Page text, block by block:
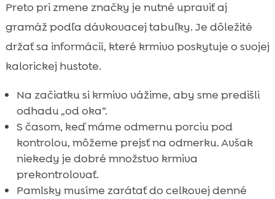
Preto pri zmene značky je nutné upraviť aj
gramáž podľa dávkovacej tabuľky. Je dôležité
držať sa informácií, které krmivo poskytuje o svojej
kalorickej hustote.
Na začiatku si krmivo vážime, aby sme predišli
odhadu „od oka“.
S časom, keď máme odmernu porciu pod
kontrolou, môžeme prejsť na odmerku. Avšak
niekedy je dobré množstvo krmiva
prekontrolovať.
Pamlsky musíme zarátať do celkovej denné